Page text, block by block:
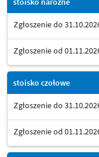
Zgłoszenie do
Zgłoszenie od
stoisko czołowe
Zgłoszenie do
Zgłoszenie od